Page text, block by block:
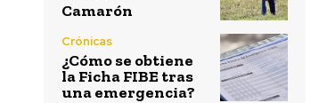
Camarón
Crónicas
¿Cómo se obtiene
la Ficha FIBE tras
una emergencia?